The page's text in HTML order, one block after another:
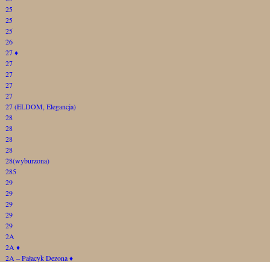
25
25
25
26
27♦
27
27
27
27
27 (ELDOM, Elegancja)
28
28
28
28
28(wyburzona)
285
29
29
29
29
29
2A
2A ♦
2A – Pałacyk Dezona♦